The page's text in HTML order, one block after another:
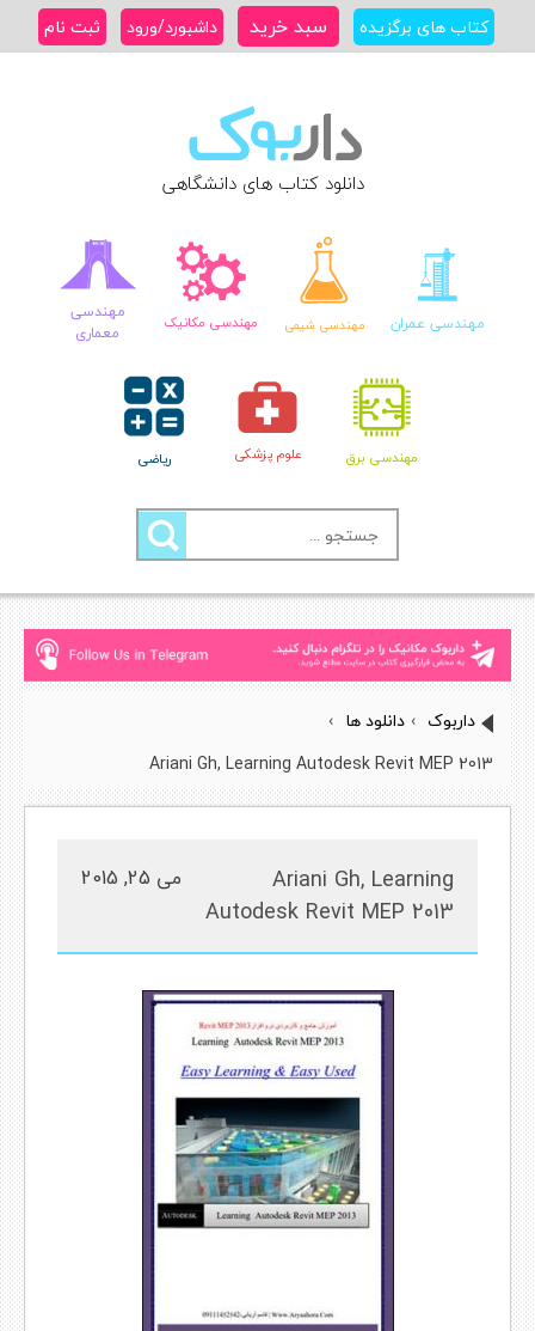
کتاب های برگزیده سبد خرید داشبورد/ورود ثبت نام
دانلود کتاب های دانشگاهی
مهندسی عمران مهندسی شیمی مهندسی مکانیک
مهندسی
معماری
مهندسی برق علوم پزشکی ریاضی
جستجو
برای:
داربوک › دانلود ها ›
Ariani Gh, Learning Autodesk Revit MEP 2013
Ariani Gh, Learning
Autodesk Revit MEP 2013
می 25, 2015